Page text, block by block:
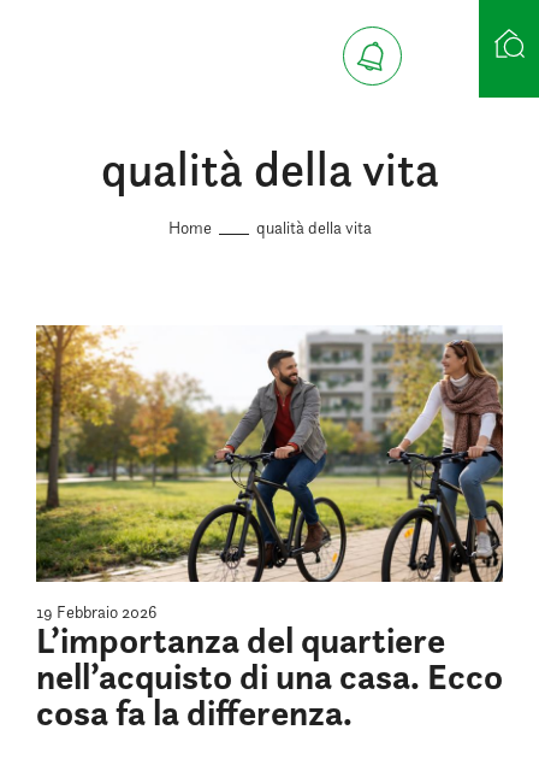
qualità della vita
Home qualità della vita
19 Febbraio 2026
L’importanza del quartiere
nell’acquisto di una casa. Ecco
cosa fa la differenza.